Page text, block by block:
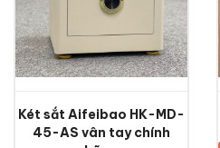
Két sắt Aifeibao HK-MD-
45-AS vân tay chính